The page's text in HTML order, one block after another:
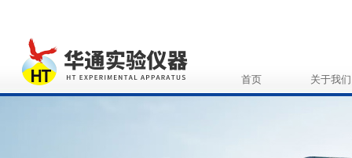
首页 关于我们